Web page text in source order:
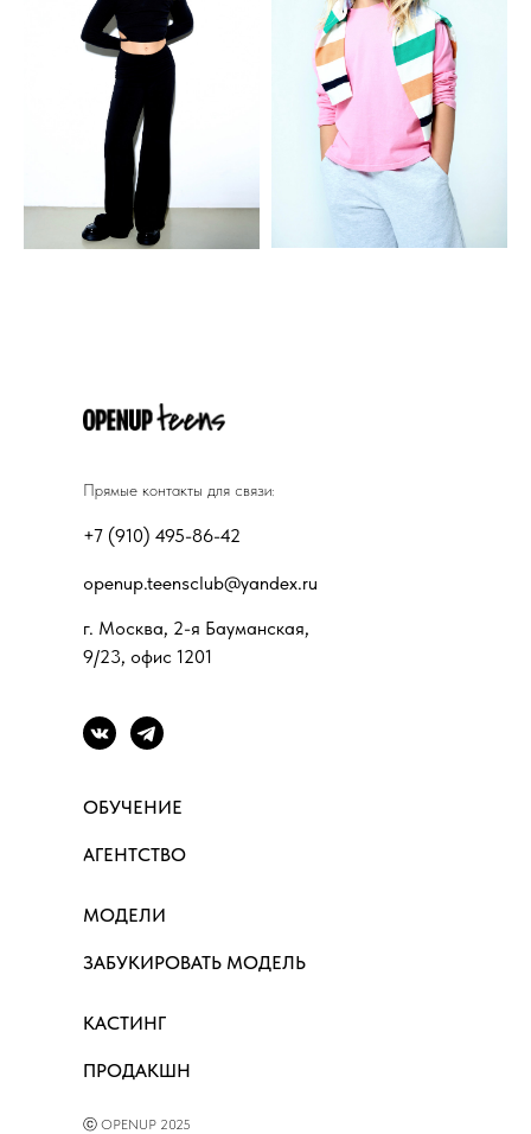
г. Москва, 2-я Бауманская,
9/23, офис 1201
+7 (910) 495-86-42
ⓒ OPENUP 2025
openup.teensclub@yandex.ru
Прямые контакты для связи:
ОБУЧЕНИЕ
МОДЕЛИ
АГЕНТСТВО
КАСТИНГ
ЗАБУКИРОВАТЬ МОДЕЛЬ
ПРОДАКШН